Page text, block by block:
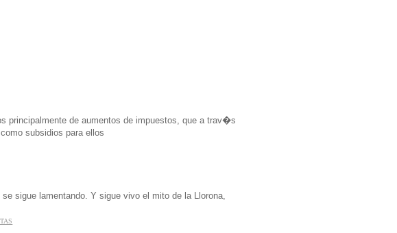
principalmente de aumentos de impuestos, que a trav�s
subsidios para ellos
sigue lamentando. Y sigue vivo el mito de la Llorona,